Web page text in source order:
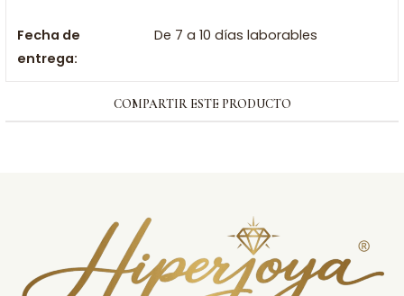
Fecha de
entrega:
De 7 a 10 días laborables
COMPARTIR ESTE PRODUCTO